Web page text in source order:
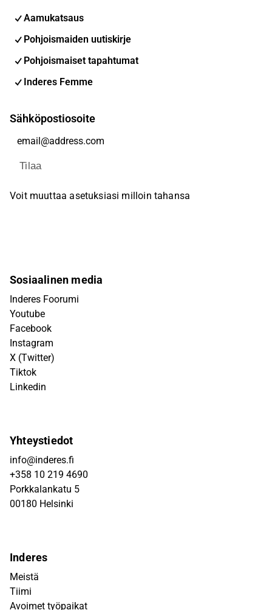
Aamukatsaus
Pohjoismaiden uutiskirje
Pohjoismaiset tapahtumat
Inderes Femme
Sähköpostiosoite
Tilaa
Voit muuttaa asetuksiasi milloin tahansa
Sosiaalinen media
Inderes Foorumi
Youtube
Facebook
Instagram
X (Twitter)
Tiktok
Linkedin
Yhteystiedot
info@inderes.fi
+358 10 219 4690
Porkkalankatu 5
00180 Helsinki
Inderes
Meistä
Tiimi
Avoimet työpaikat